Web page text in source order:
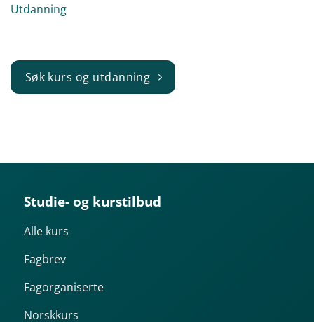
Utdanning
Søk kurs og utdanning
Studie- og kurstilbud
Alle kurs
Fagbrev
Fagorganiserte
Norskkurs